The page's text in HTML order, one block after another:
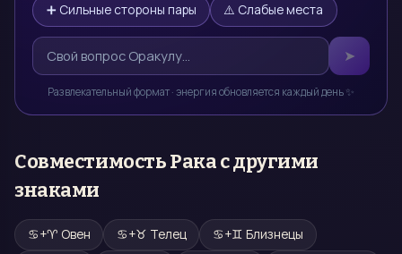
➕ Сильные стороны пары
⚠️ Слабые места
➤
Развлекательный формат · энергия обновляется каждый день ✨
СовместимостьРакас другими
знаками
♋+♈ Овен ♋+♉ Телец ♋+♊ Близнецы